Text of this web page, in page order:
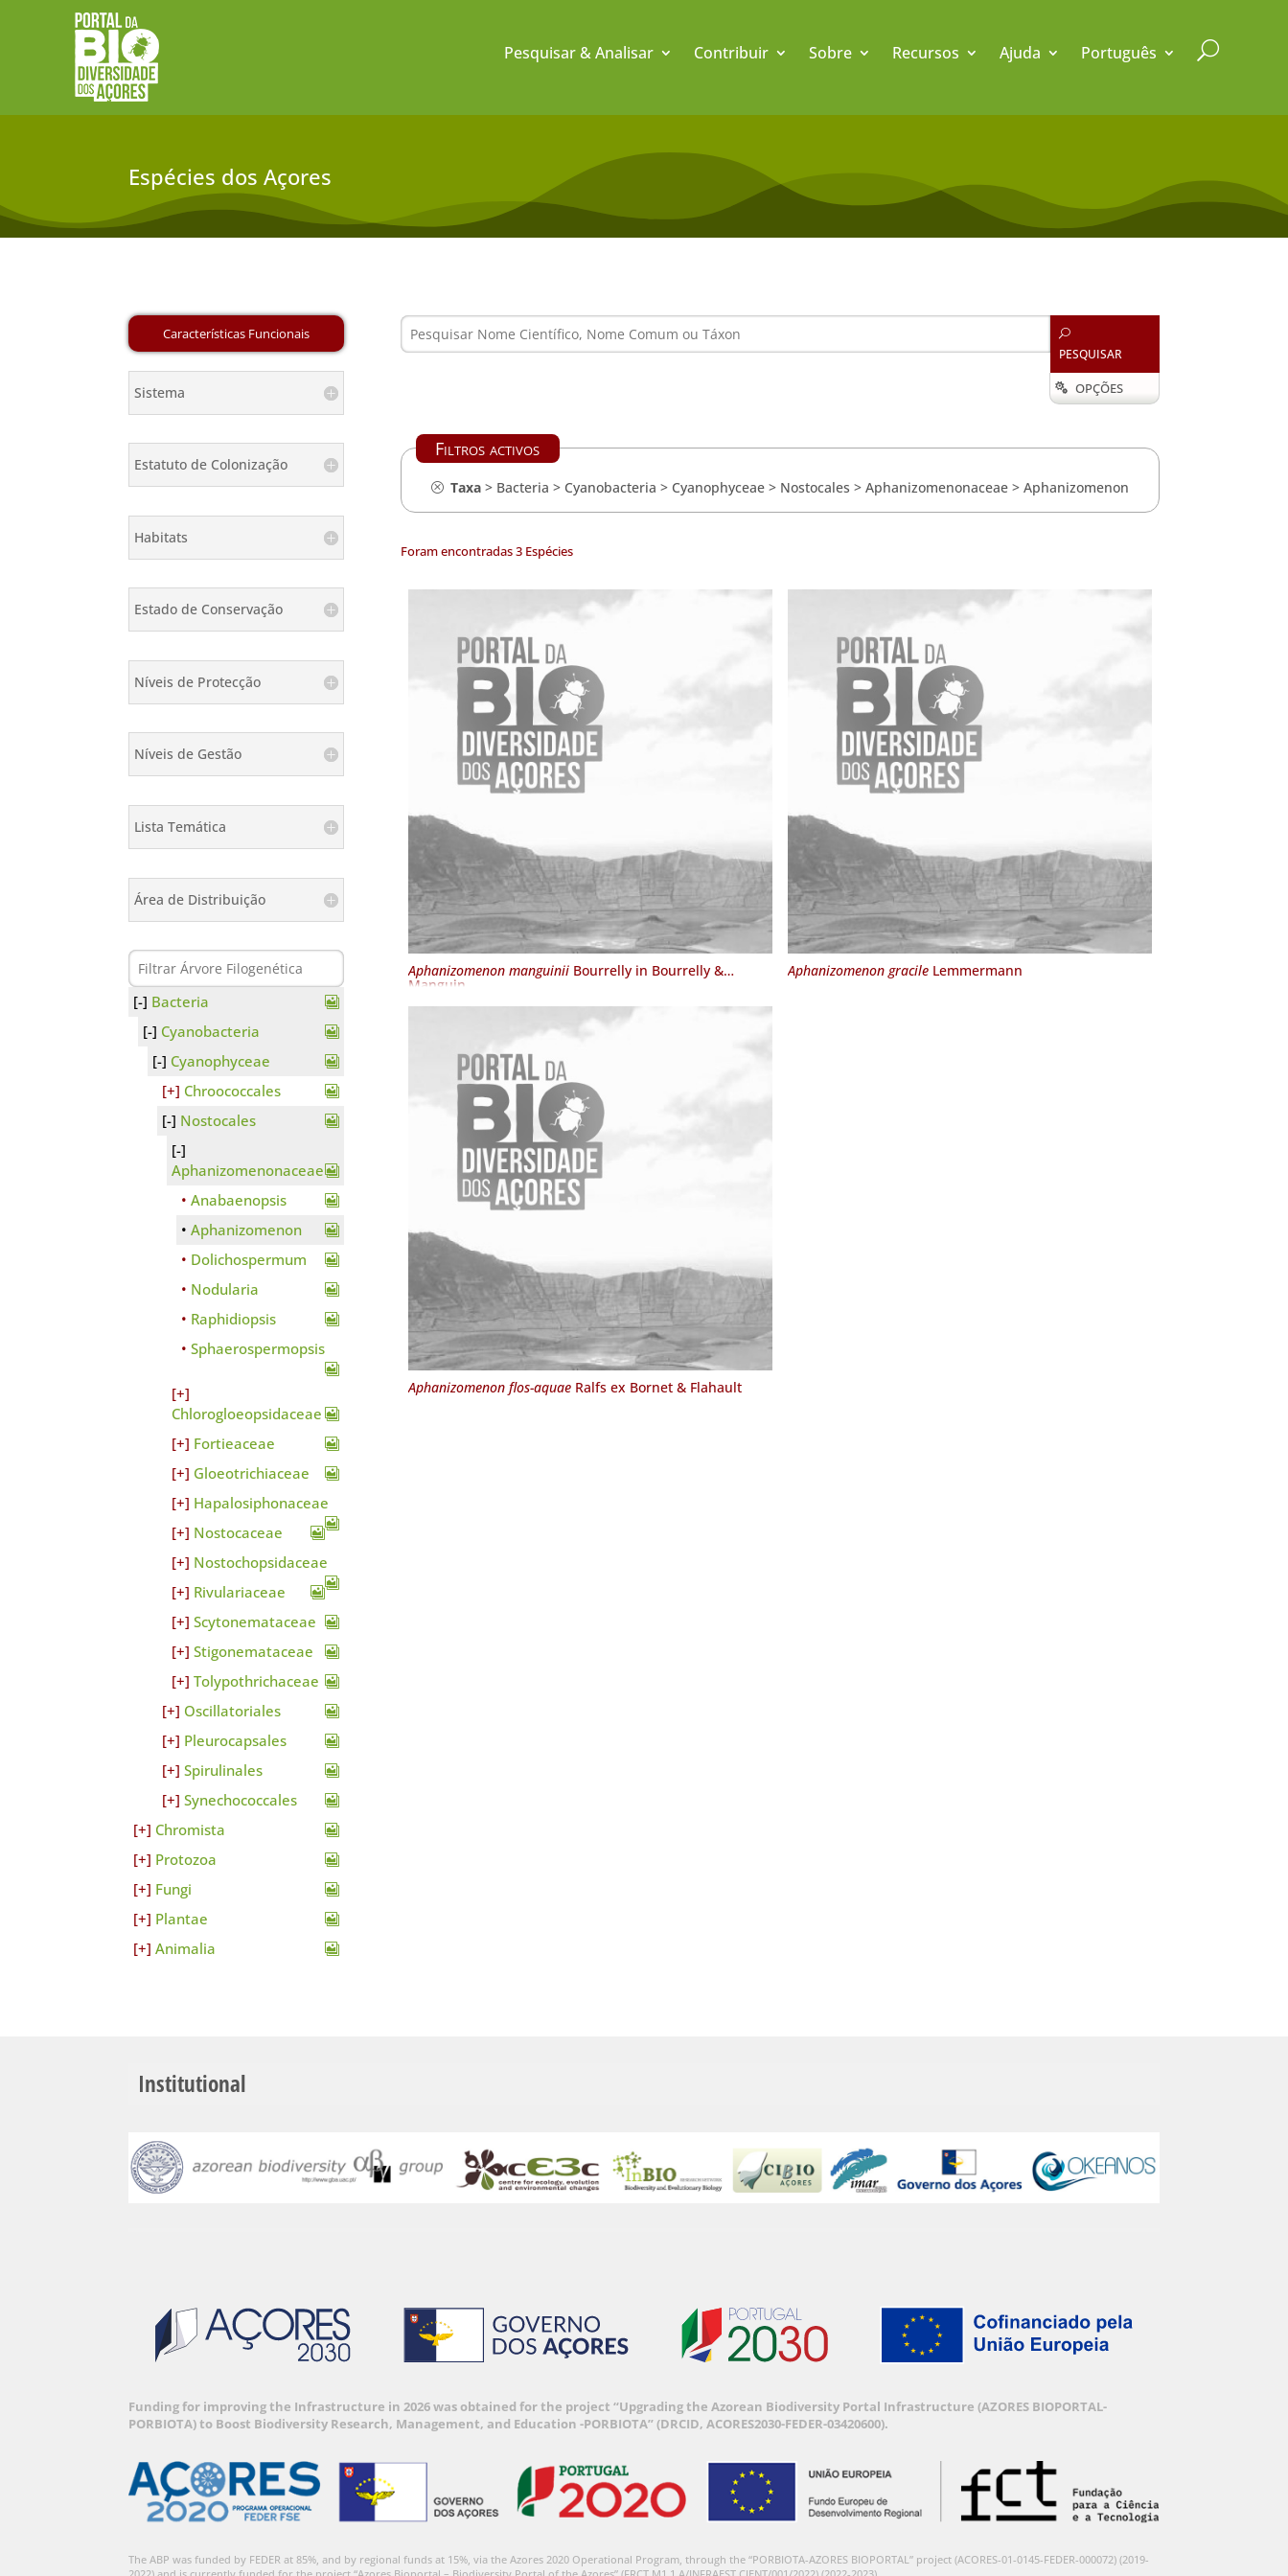
Pesquisar & Analisar Contribuir Sobre Recursos Ajuda Português U
Espécies dos Açores
Sistema
Estatuto de Colonização
Habitats
Estado de Conservação
Níveis de Protecção
Níveis de Gestão
Lista Temática
Área de Distribuição
Bacteria
Cyanobacteria
Cyanophyceae
Chroococcales
Nostocales
Aphanizomenonaceae
Anabaenopsis
Aphanizomenon
Dolichospermum
Nodularia
Raphidiopsis
Sphaerospermopsis
Chlorogloeopsidaceae
Fortieaceae
Gloeotrichiaceae
Hapalosiphonaceae
Nostocaceae
Nostochopsidaceae
Rivulariaceae
Scytonemataceae
Stigonemataceae
Tolypothrichaceae
Oscillatoriales
Pleurocapsales
Spirulinales
Synechococcales
Chromista
Protozoa
Fungi
Plantae
Animalia
U
PESQUISAR
 OPÇÕES
Filtros activos
Taxa> Bacteria > Cyanobacteria > Cyanophyceae> Nostocales > Aphanizomenonaceae> Aphanizomenon
Foram encontradas 3 Espécies
Aphanizomenon manguiniiBourrelly in Bourrelly &
Manguin
Aphanizomenon gracileLemmermann
Aphanizomenon flos-aquaeRalfs ex Bornet & Flahault
Institutional
Funding for improving the Infrastructure in 2026 was obtained for the project “Upgrading the Azorean Biodiversity Portal Infrastructure (AZORES BIOPORTAL-
PORBIOTA) to Boost Biodiversity Research, Management, and Education -PORBIOTA” (DRCID, ACORES2030-FEDER-03420600).
The ABP was funded by FEDER at 85%, and by regional funds at 15%, via the Azores 2020 Operational Program, through the “PORBIOTA-AZORES BIOPORTAL” project (ACORES-01-0145-FEDER-000072) (2019-